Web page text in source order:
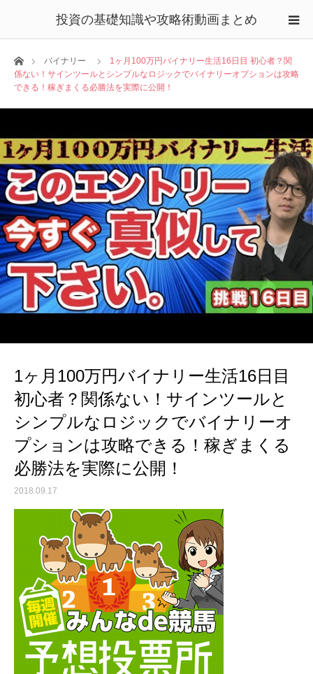
投資の基礎知識や攻略術動画まとめ
ホームバイナリー
1ヶ月100万円バイナリー生活16日目 初心者？関
係ない！サインツールとシンプルなロジックでバイナリーオプションは攻略
できる！稼ぎまくる必勝法を実際に公開！
1ヶ月100万円バイナリー生活16日目
初心者？関係ない！サインツールと
シンプルなロジックでバイナリーオ
プションは攻略できる！稼ぎまくる
必勝法を実際に公開！
2018.09.17